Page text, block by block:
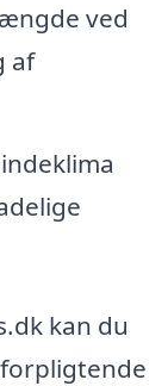
ved
af
kan du